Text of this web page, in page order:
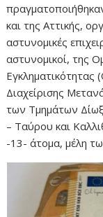
και της Αττικής,
αστυνομικές
αστυνομικοί, της
Διαχείρισης
των Τμημάτων
– Ταύρου και
-13- άτομα, μέλη